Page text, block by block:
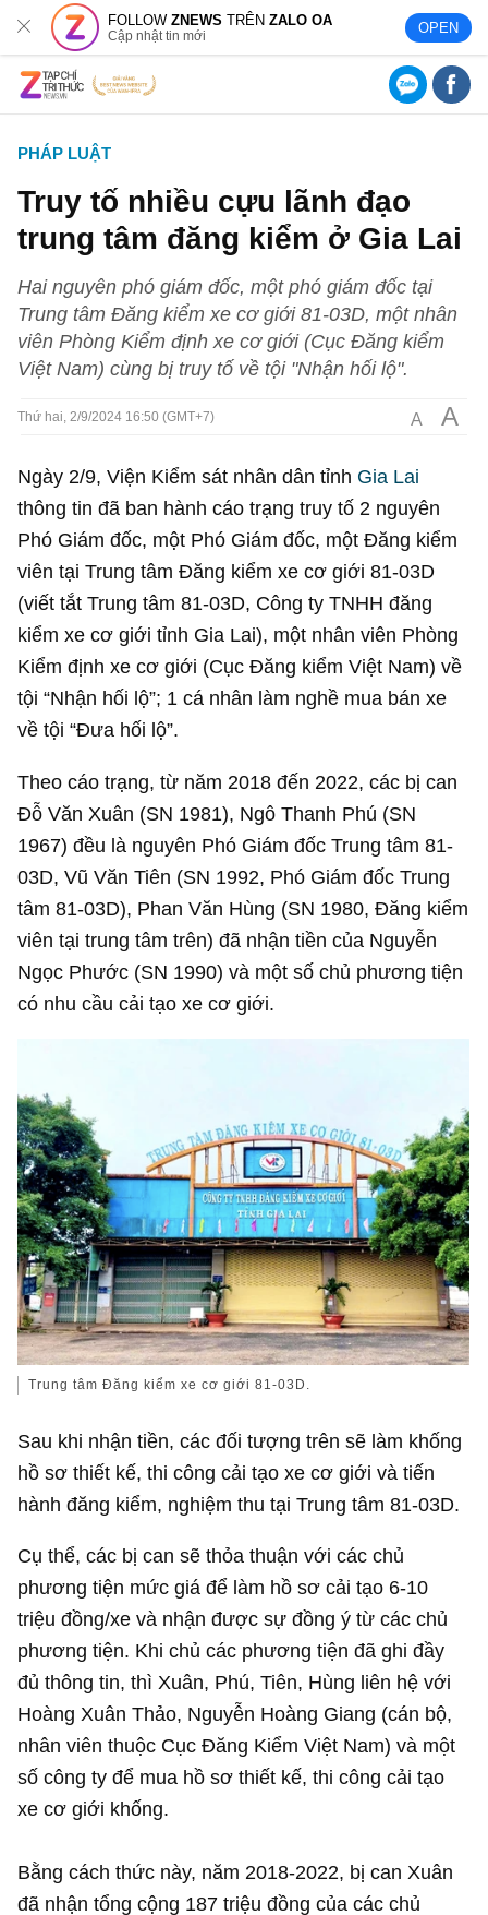
FOLLOWZNEWS TRÊNZALO OA
Cập nhật tin mới OPEN
PHÁP LUẬT
Truy tố nhiều cựu lãnh đạo
trung tâm đăng kiểm ở Gia Lai
Hai nguyên phó giám đốc, một phó giám đốc tại
Trung tâm Đăng kiểm xe cơ giới 81-03D, một nhân
viên Phòng Kiểm định xe cơ giới (Cục Đăng kiểm
Việt Nam) cùng bị truy tố về tội "Nhận hối lộ".
Thứ hai, 2/9/2024 16:50 (GMT+7) A A
Ngày 2/9, Viện Kiểm sát nhân dân tỉnh Gia Lai
thông tin đã ban hành cáo trạng truy tố 2 nguyên
Phó Giám đốc, một Phó Giám đốc, một Đăng kiểm
viên tại Trung tâm Đăng kiểm xe cơ giới 81-03D
(viết tắt Trung tâm 81-03D, Công ty TNHH đăng
kiểm xe cơ giới tỉnh Gia Lai), một nhân viên Phòng
Kiểm định xe cơ giới (Cục Đăng kiểm Việt Nam) về
tội “Nhận hối lộ”; 1 cá nhân làm nghề mua bán xe
về tội “Đưa hối lộ”.
Theo cáo trạng, từ năm 2018 đến 2022, các bị can
Đỗ Văn Xuân (SN 1981), Ngô Thanh Phú (SN
1967) đều là nguyên Phó Giám đốc Trung tâm 81-
03D, Vũ Văn Tiên (SN 1992, Phó Giám đốc Trung
tâm 81-03D), Phan Văn Hùng (SN 1980, Đăng kiểm
viên tại trung tâm trên) đã nhận tiền của Nguyễn
Ngọc Phước (SN 1990) và một số chủ phương tiện
có nhu cầu cải tạo xe cơ giới.
Trung tâm Đăng kiểm xe cơ giới 81-03D.
Sau khi nhận tiền, các đối tượng trên sẽ làm khống
hồ sơ thiết kế, thi công cải tạo xe cơ giới và tiến
hành đăng kiểm, nghiệm thu tại Trung tâm 81-03D.
Cụ thể, các bị can sẽ thỏa thuận với các chủ
phương tiện mức giá để làm hồ sơ cải tạo 6-10
triệu đồng/xe và nhận được sự đồng ý từ các chủ
phương tiện. Khi chủ các phương tiện đã ghi đầy
đủ thông tin, thì Xuân, Phú, Tiên, Hùng liên hệ với
Hoàng Xuân Thảo, Nguyễn Hoàng Giang (cán bộ,
nhân viên thuộc Cục Đăng Kiểm Việt Nam) và một
số công ty để mua hồ sơ thiết kế, thi công cải tạo
xe cơ giới khống.
Bằng cách thức này, năm 2018-2022, bị can Xuân
đã nhận tổng cộng 187 triệu đồng của các chủ